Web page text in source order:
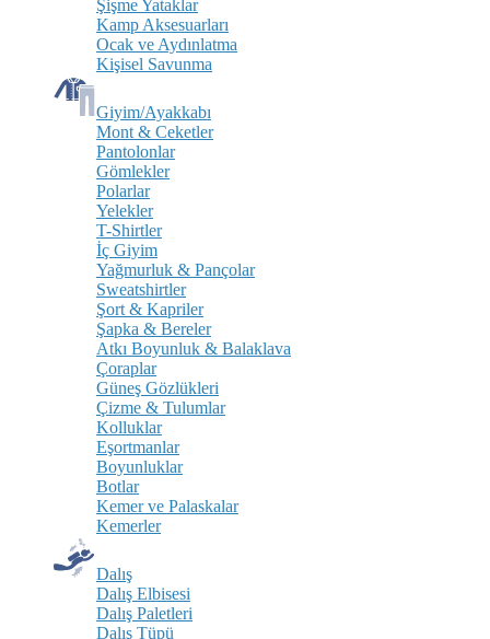
Şişme Yataklar
Kamp Aksesuarları
Ocak ve Aydınlatma
Kişisel Savunma
Giyim/Ayakkabı
Mont & Ceketler
Pantolonlar
Gömlekler
Polarlar
Yelekler
T-Shirtler
İç Giyim
Yağmurluk & Pançolar
Sweatshirtler
Şort & Kapriler
Şapka & Bereler
Atkı Boyunluk & Balaklava
Çoraplar
Güneş Gözlükleri
Çizme & Tulumlar
Kolluklar
Eşortmanlar
Boyunluklar
Botlar
Kemer ve Palaskalar
Kemerler
Dalış
Dalış Elbisesi
Dalış Paletleri
Dalış Tüpü